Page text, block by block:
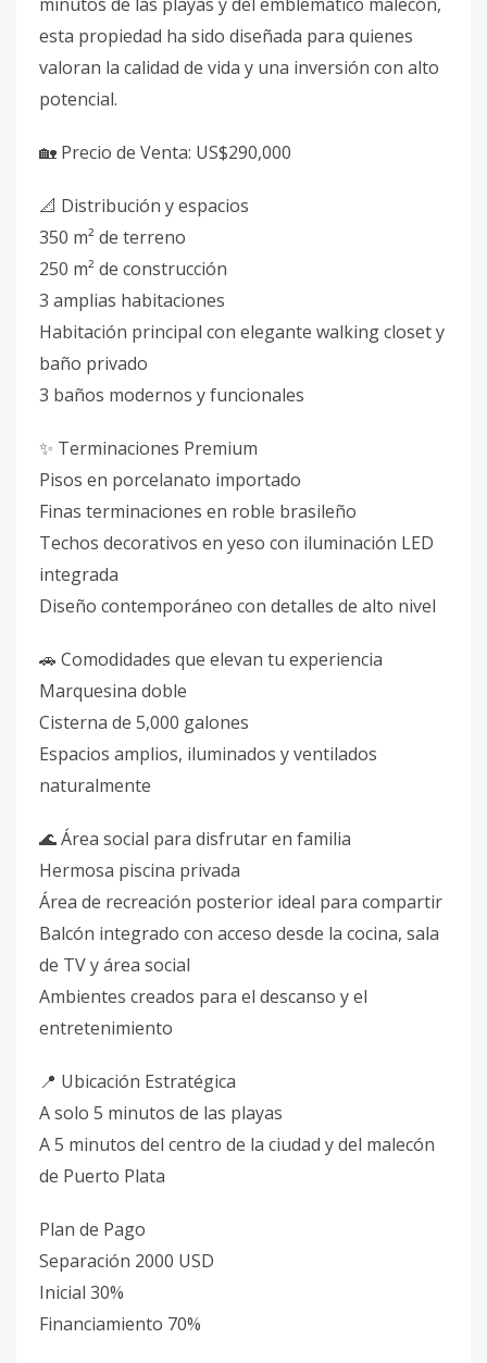
esta propiedad ha sido diseñada para quienes
valoran la calidad de vida y una inversión con alto
potencial.
🏡 Precio de Venta: US$290,000
📐 Distribución y espacios
350 m² de terreno
250 m² de construcción
3 amplias habitaciones
Habitación principal con elegante walking closet y
baño privado
3 baños modernos y funcionales
✨ Terminaciones Premium
Pisos en porcelanato importado
Finas terminaciones en roble brasileño
Techos decorativos en yeso con iluminación LED
integrada
Diseño contemporáneo con detalles de alto nivel
🚗 Comodidades que elevan tu experiencia
Marquesina doble
Cisterna de 5,000 galones
Espacios amplios, iluminados y ventilados
naturalmente
🌊 Área social para disfrutar en familia
Hermosa piscina privada
Área de recreación posterior ideal para compartir
Balcón integrado con acceso desde la cocina, sala
de TV y área social
Ambientes creados para el descanso y el
entretenimiento
📍 Ubicación Estratégica
A solo 5 minutos de las playas
A 5 minutos del centro de la ciudad y del malecón
de Puerto Plata
Plan de Pago
Separación 2000 USD
Inicial 30%
Financiamiento 70%